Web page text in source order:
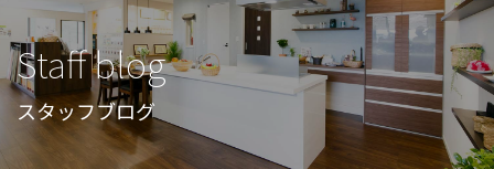
Staff blog
スタッフブログ